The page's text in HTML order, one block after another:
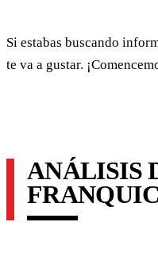
Si estabas buscando
te va a gustar.
ANÁLISIS